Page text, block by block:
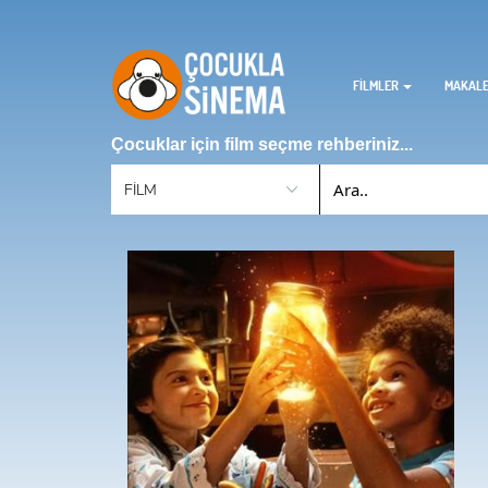
FİLMLER
Çocuklar için film seçme rehberiniz...